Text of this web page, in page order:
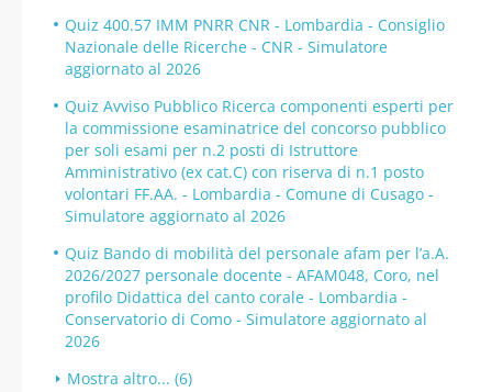
Quiz 400.57 IMM PNRR CNR - Lombardia - Consiglio
Nazionale delle Ricerche - CNR - Simulatore
aggiornato al 2026
Quiz Avviso Pubblico Ricerca componenti esperti per
la commissione esaminatrice del concorso pubblico
per soli esami per n.2 posti di Istruttore
Amministrativo (ex cat.C) con riserva di n.1 posto
volontari FF.AA. - Lombardia - Comune di Cusago -
Simulatore aggiornato al 2026
Quiz Bando di mobilità del personale afam per l’a.A.
2026/2027 personale docente - AFAM048, Coro, nel
profilo Didattica del canto corale - Lombardia -
Conservatorio di Como - Simulatore aggiornato al
2026
Mostra altro... (6)